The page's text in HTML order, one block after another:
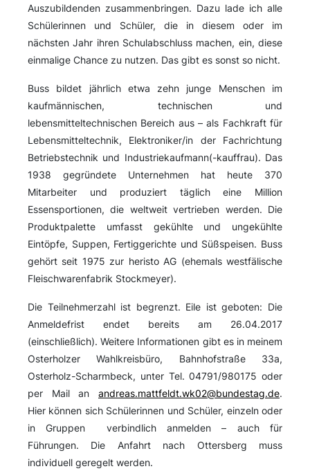
Auszubildenden zusammenbringen. Dazu lade ich alle
Schülerinnen und Schüler, die in diesem oder im
nächsten Jahr ihren Schulabschluss machen, ein, diese
einmalige Chance zu nutzen. Das gibt es sonst so nicht.
Buss bildet jährlich etwa zehn junge Menschen im
kaufmännischen, technischen und
lebensmitteltechnischen Bereich aus – als Fachkraft für
Lebensmitteltechnik, Elektroniker/in der Fachrichtung
Betriebstechnik und Industriekaufmann(-kauffrau). Das
1938 gegründete Unternehmen hat heute 370
Mitarbeiter und produziert täglich eine Million
Essensportionen, die weltweit vertrieben werden. Die
Produktpalette umfasst gekühlte und ungekühlte
Eintöpfe, Suppen, Fertiggerichte und Süßspeisen. Buss
gehört seit 1975 zur heristo AG (ehemals westfälische
Fleischwarenfabrik Stockmeyer).
Die Teilnehmerzahl ist begrenzt. Eile ist geboten: Die
Anmeldefrist endet bereits am 26.04.2017
(einschließlich). Weitere Informationen gibt es in meinem
Osterholzer Wahlkreisbüro, Bahnhofstraße 33a,
Osterholz-Scharmbeck, unter Tel. 04791/980175 oder
per Mail an andreas.mattfeldt.wk02@bundestag.de.
Hier können sich Schülerinnen und Schüler, einzeln oder
in Gruppen verbindlich anmelden – auch für
Führungen. Die Anfahrt nach Ottersberg muss
individuell geregelt werden.